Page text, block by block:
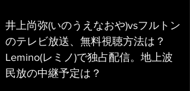
井上尚弥(いのうえなおや)vsフルトン
のテレビ放送、無料視聴方法は？
Lemino(レミノ)で独占配信。地上波
民放の中継予定は？